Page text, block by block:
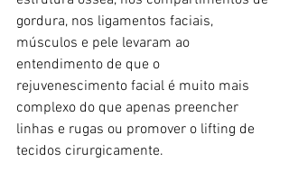
gordura, nos ligamentos faciais,
músculos e pele levaram ao
entendimento de que o
rejuvenescimento facial é muito mais
complexo do que apenas preencher
linhas e rugas ou promover o lifting de
tecidos cirurgicamente.